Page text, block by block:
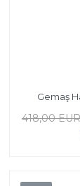
Gemaş
418,00